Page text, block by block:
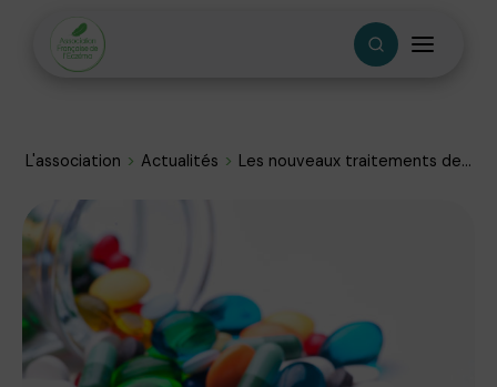
L'association Actualités Les nouveaux traitements de...